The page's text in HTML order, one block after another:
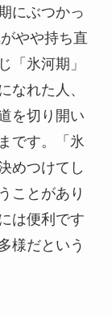
にぶつかっ
やや持ち直
「氷河期」
なれた人、
を切り開い
です。「氷
めつけてし
ことがあり
は便利です
様だという